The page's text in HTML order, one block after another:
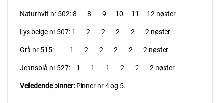
Naturhvit nr 502: 8 - 8 - 9 - 10 - 11 - 12 nøster
Lys beige nr 507: 1 - 2 - 2 - 2 - 2 - 2 nøster
Grå nr 515: 1 - 2 - 2 - 2 - 2 - 2 nøster
Jeansblå nr 527: 1 - 1 - 1 - 2 - 2 - 2 nøster
Veiledende pinner: Pinner nr 4 og 5.